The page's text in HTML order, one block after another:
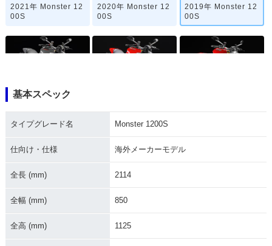
2021年 Monster 12
00S
2020年 Monster 12
00S
2019年 Monster 12
00S
2015年 Monster 12
00S
00S・新登場
基本スペック
タイプグレード名 Monster 1200S
仕向け・仕様 海外メーカーモデル
全長 (mm) 2114
全幅 (mm) 850
全高 (mm) 1125